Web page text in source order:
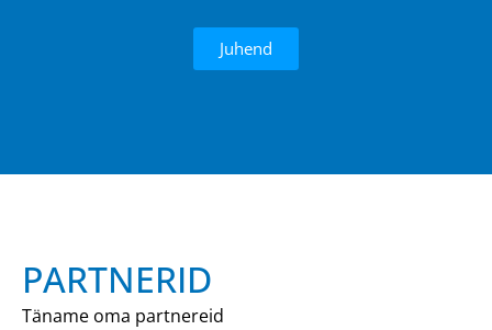
Juhend
PARTNERID
Täname oma partnereid